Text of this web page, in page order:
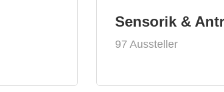
Sensorik &
97 Aussteller